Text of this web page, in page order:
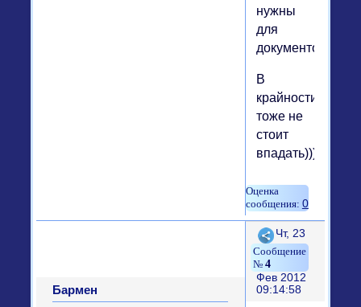
нужны
для
документов
В
крайности
тоже не
стоит
впадать)))
0
Поделиться
4
Чт, 23
Фев 2012
09:14:58
Бармен